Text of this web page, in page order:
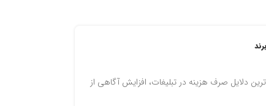
دلایل صرف هزینه در تبلیغات، افزایش آگاهی از